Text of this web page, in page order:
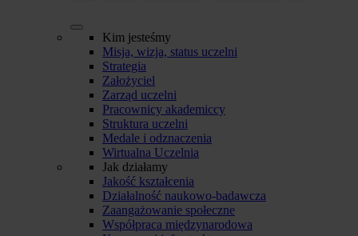
Kim jesteśmy
Misja, wizja, status uczelni
Strategia
Założyciel
Zarząd uczelni
Pracownicy akademiccy
Struktura uczelni
Medale i odznaczenia
Wirtualna Uczelnia
Jak działamy
Jakość kształcenia
Działalność naukowo-badawcza
Zaangażowanie społeczne
Współpraca międzynarodowa